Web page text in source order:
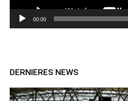
00:00
DERNIERES NEWS